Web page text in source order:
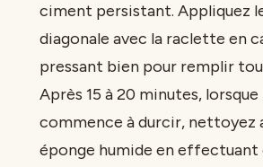
ciment persistant. Appliquez
diagonale avec la raclette en
pressant bien pour remplir
Après 15 à 20 minutes,
commence à durcir, nettoyez
éponge humide en effectuant